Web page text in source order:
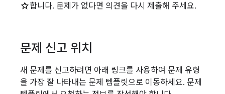
합니다. 문제가 없다면 의견을 다시 제출해 주세요.
문제 신고 위치
새 문제를 신고하려면 아래 링크를 사용하여 문제 유형
을 가장 잘 나타내는 문제 템플릿으로 이동하세요. 문제